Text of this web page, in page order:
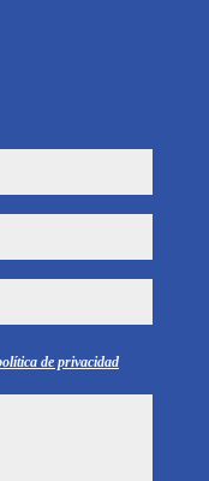
de privacidad